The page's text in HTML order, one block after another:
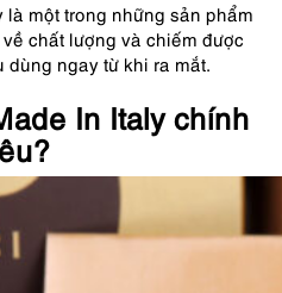
một trong những sản phẩm
chất lượng và chiếm được
ngay từ khi ra mắt.
In Italy chính